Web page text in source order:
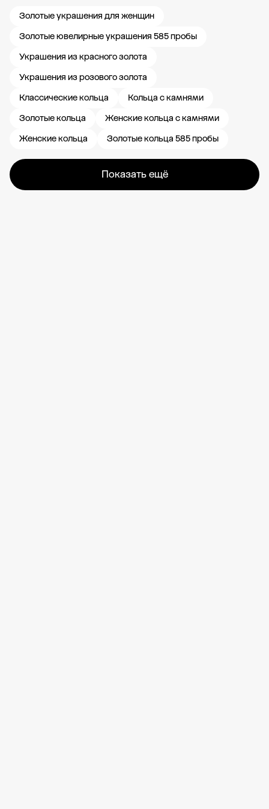
Золотые украшения для женщин
Золотые ювелирные украшения 585 пробы
Украшения из красного золота
Украшения из розового золота
Классические кольца
Кольца с камнями
Золотые кольца
Женские кольца с камнями
Женские кольца
Золотые кольца 585 пробы
Показать ещё